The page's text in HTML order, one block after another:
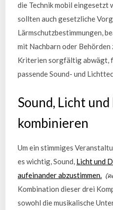
die Technik mobil eingesetzt
sollten auch gesetzliche
Lärmschutzbestimmungen,
mit Nachbarn oder Behörden
Kriterien sorgfältig abwägt,
passende Sound- und
Sound, Licht
kombinieren
Um ein stimmiges
es wichtig, Sound, Licht und
aufeinander abzustimmen.
Kombination dieser drei
sowohl die musikalische